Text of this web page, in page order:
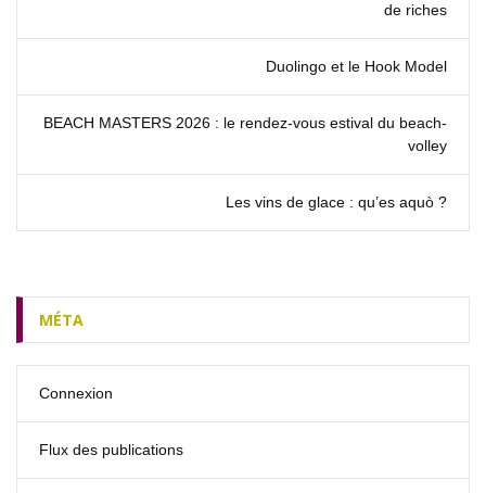
de riches
Duolingo et le Hook Model
BEACH MASTERS 2026 : le rendez‑vous estival du beach-
volley
Les vins de glace : qu’es aquò ?
MÉTA
Connexion
Flux des publications